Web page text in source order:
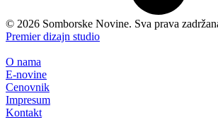
© 2026 Somborske Novine. Sva prava
Premier dizajn studio
O nama
E-novine
Cenovnik
Impresum
Kontakt